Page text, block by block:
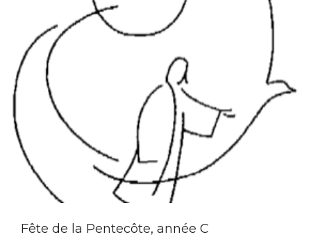
Fête de la Pentecôte, année C